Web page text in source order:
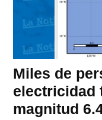
Miles de
electricidad
magnitud